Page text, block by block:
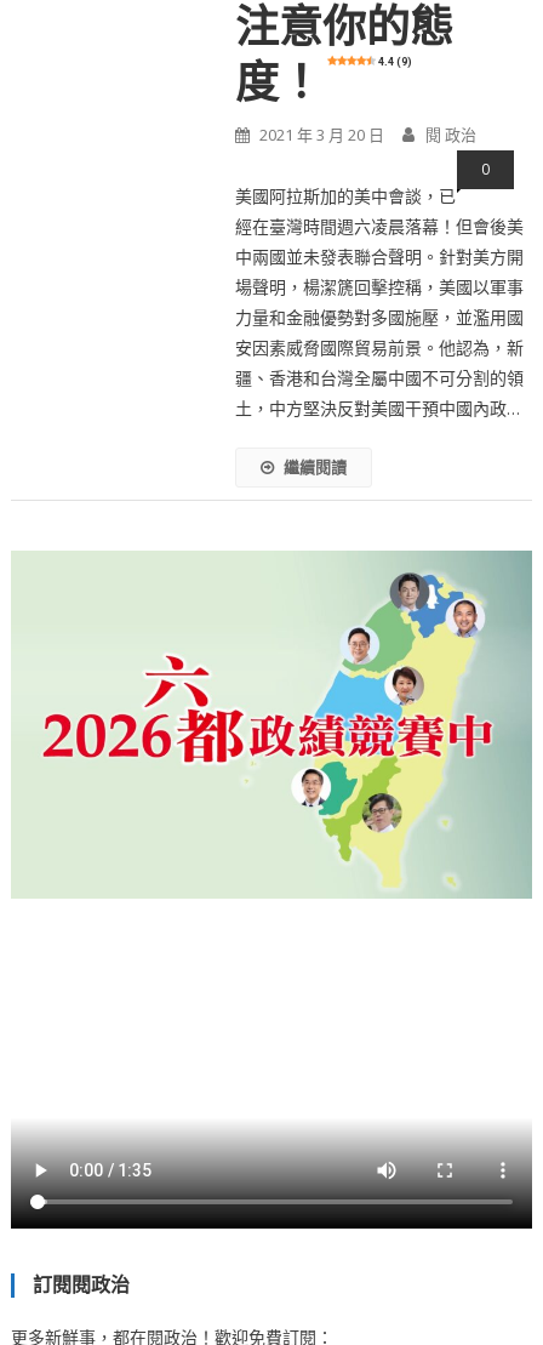
注意你的態
度！
4.4 (9)
2021 年 3 月 20 日 閱 政治
0
美國阿拉斯加的美中會談，已
經在臺灣時間週六凌晨落幕！但會後美
中兩國並未發表聯合聲明。針對美方開
場聲明，楊潔篪回擊控稱，美國以軍事
力量和金融優勢對多國施壓，並濫用國
安因素威脅國際貿易前景。他認為，新
疆、香港和台灣全屬中國不可分割的領
土，中方堅決反對美國干預中國內政…
繼續閱讀
訂閱閱政治
更多新鮮事，都在閱政治！歡迎免費訂閱：